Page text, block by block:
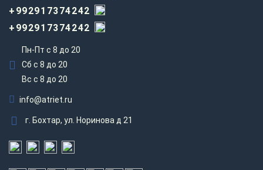
+992917374242
+992917374242
Пн-Пт с 8 до 20
Сб с 8 до 20
Вс c 8 до 20
info@atriet.ru
г. Бохтар, ул. Норинова д 21